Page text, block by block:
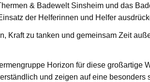
& Badewelt Sinsheim und das
der Helferinnen und Helfer
Kraft zu tanken und gemeinsam Zeit
Horizon für diese großartige
und zeigen auf eine besonders